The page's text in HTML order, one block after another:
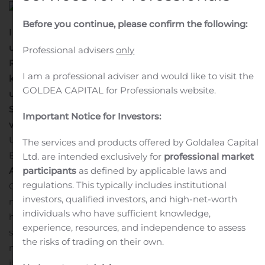
I ett tidigare pressmeddelande idag den 27 november
uppgavs det att Oasmia Pharmaceutical AB:s VD Sven
Rohmann köpt 978 944 teckningsrätter i bolaget. Det
korrekta antalet ska vara 900 000 teckningsrätter. Felet
uppstod på grund av felsummerade uppgifter från
Sven Rohmanns bank.
vänligen kontakta:
Urban Ekelund, IR-chef Oasmia
E-post: IR@oasmia.comOm Oasmia Pharmaceutical
AB
Oasmia Pharmaceutical AB utvecklar, tillverkar och
marknadsför en ny generation av läkemedel inom
human- och veterinär onkologi. Produktutvecklingen
syftar till att framställa nya formuleringar innehållande
nanopartiklar av väletablerade cytostatika som i
Before you continue, please confirm the following:
Professional advisersonly
I am a professional adviser and would like to visit the
GOLDEA CAPITAL for Professionals website.
Important Notice for Investors:
The services and products offered by Goldalea Capital
Ltd. are intended exclusively for professional market
participants as defined by applicable laws and
regulations. This typically includes institutional
investors, qualified investors, and high-net-worth
individuals who have sufficient knowledge,
experience, resources, and independence to assess
the risks of trading on their own.